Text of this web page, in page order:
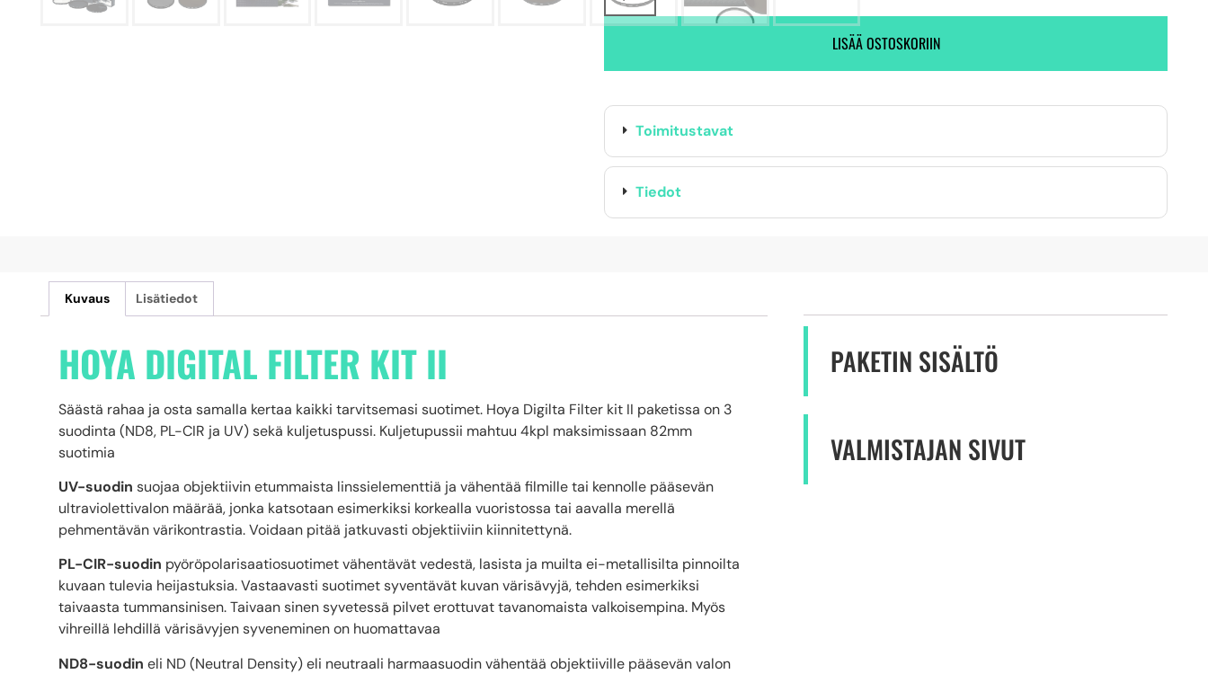
LISÄÄ OSTOSKORIIN
Toimitustavat
Tiedot
Kuvaus Lisätiedot
HOYA DIGITAL FILTER KIT II
Säästä rahaa ja osta samalla kertaa kaikki tarvitsemasi suotimet. Hoya Digilta Filter kit II paketissa on 3
suodinta (ND8, PL-CIR ja UV) sekä kuljetuspussi. Kuljetupussii mahtuu 4kpl maksimissaan 82mm
suotimia
UV-suodin suojaa objektiivin etummaista linssielementtiä ja vähentää filmille tai kennolle pääsevän
ultraviolettivalon määrää, jonka katsotaan esimerkiksi korkealla vuoristossa tai aavalla merellä
pehmentävän värikontrastia. Voidaan pitää jatkuvasti objektiiviin kiinnitettynä.
PL-CIR-suodin pyöröpolarisaatiosuotimet vähentävät vedestä, lasista ja muilta ei-metallisilta pinnoilta
kuvaan tulevia heijastuksia. Vastaavasti suotimet syventävät kuvan värisävyjä, tehden esimerkiksi
taivaasta tummansinisen. Taivaan sinen syvetessä pilvet erottuvat tavanomaista valkoisempina. Myös
vihreillä lehdillä värisävyjen syveneminen on huomattavaa
ND8-suodin eli ND (Neutral Density) eli neutraali harmaasuodin vähentää objektiiville pääsevän valon
PAKETIN SISÄLTÖ
VALMISTAJAN SIVUT